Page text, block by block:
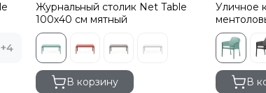
+4
Журнальный столик Net Table
100х40 см мятный
В корзину
Уличное
В